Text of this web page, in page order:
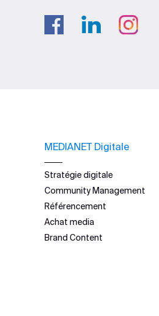
MEDIANET Digitale
Stratégie digitale
Community Management
Référencement
Achat media
Brand Content